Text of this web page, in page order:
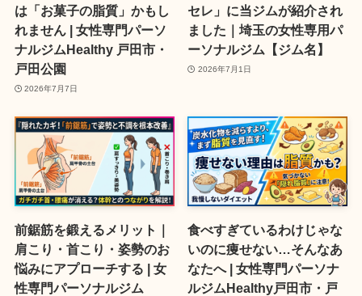
は「お菓子の脂質」かもし
れません | 女性専門パーソ
ナルジムHealthy 戸田市・
戸田公園
2026年7月7日
セレ」に当ジムが紹介され
ました｜埼玉の女性専用パ
ーソナルジム【ジム名】
2026年7月1日
前鋸筋を鍛えるメリット｜
肩こり・首こり・姿勢のお
悩みにアプローチする | 女
性専門パーソナルジム
食べすぎているわけじゃな
いのに痩せない…そんなあ
なたへ | 女性専門パーソナ
ルジムHealthy戸田市・戸